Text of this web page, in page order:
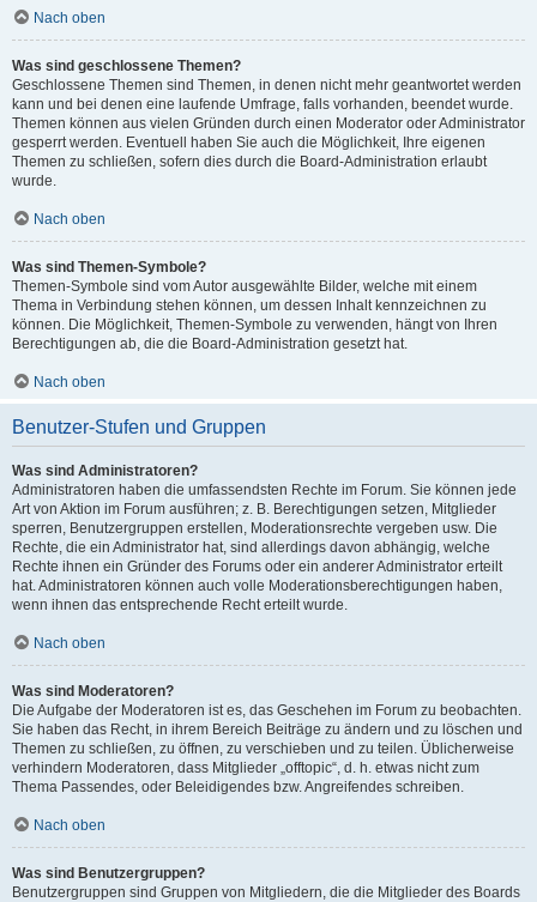
Nach oben
Was sind geschlossene Themen?
Geschlossene Themen sind Themen, in denen nicht mehr geantwortet werden
kann und bei denen eine laufende Umfrage, falls vorhanden, beendet wurde.
Themen können aus vielen Gründen durch einen Moderator oder Administrator
gesperrt werden. Eventuell haben Sie auch die Möglichkeit, Ihre eigenen
Themen zu schließen, sofern dies durch die Board-Administration erlaubt
wurde.
Nach oben
Was sind Themen-Symbole?
Themen-Symbole sind vom Autor ausgewählte Bilder, welche mit einem
Thema in Verbindung stehen können, um dessen Inhalt kennzeichnen zu
können. Die Möglichkeit, Themen-Symbole zu verwenden, hängt von Ihren
Berechtigungen ab, die die Board-Administration gesetzt hat.
Nach oben
Benutzer-Stufen und Gruppen
Was sind Administratoren?
Administratoren haben die umfassendsten Rechte im Forum. Sie können jede
Art von Aktion im Forum ausführen; z. B. Berechtigungen setzen, Mitglieder
sperren, Benutzergruppen erstellen, Moderationsrechte vergeben usw. Die
Rechte, die ein Administrator hat, sind allerdings davon abhängig, welche
Rechte ihnen ein Gründer des Forums oder ein anderer Administrator erteilt
hat. Administratoren können auch volle Moderationsberechtigungen haben,
wenn ihnen das entsprechende Recht erteilt wurde.
Nach oben
Was sind Moderatoren?
Die Aufgabe der Moderatoren ist es, das Geschehen im Forum zu beobachten.
Sie haben das Recht, in ihrem Bereich Beiträge zu ändern und zu löschen und
Themen zu schließen, zu öffnen, zu verschieben und zu teilen. Üblicherweise
verhindern Moderatoren, dass Mitglieder „offtopic“, d. h. etwas nicht zum
Thema Passendes, oder Beleidigendes bzw. Angreifendes schreiben.
Nach oben
Was sind Benutzergruppen?
Benutzergruppen sind Gruppen von Mitgliedern, die die Mitglieder des Boards